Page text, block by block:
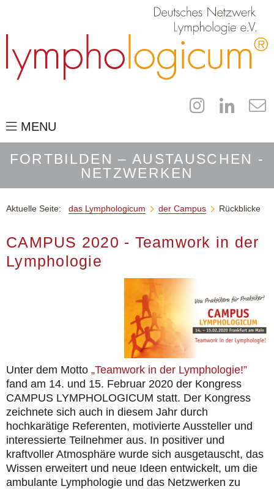
MENU
das Lymphologicum
der Campus
Industrieaussteller
Anmeldung
Aktuell
Kontakt
FORTBILDEN – AUSTAUSCHEN -
NETZWERKEN
Aktuelle Seite: das Lymphologicum  der Campus  Rückblicke
CAMPUS 2020 - Teamwork in der
Lymphologie
Unter dem Motto „Teamwork in der Lymphologie!”
fand am 14. und 15. Februar 2020 der Kongress
CAMPUS LYMPHOLOGICUM statt. Der Kongress
zeichnete sich auch in diesem Jahr durch
hochkarätige Referenten, motivierte Aussteller und
interessierte Teilnehmer aus. In positiver und
kraftvoller Atmosphäre wurde sich ausgetauscht, das
Wissen erweitert und neue Ideen entwickelt, um die
ambulante Lymphologie und das Netzwerken zu